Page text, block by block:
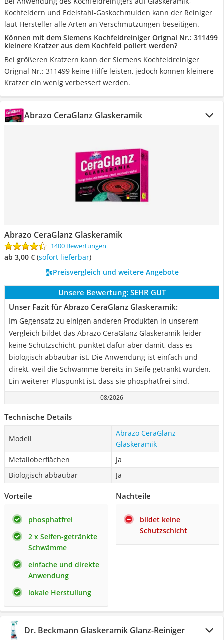
Kochfeldern und Edelstahl-Gaskochmulden kann der Reiniger
laut Hersteller alle Arten an Verschmutzungen beseitigen.
Können mit dem Siemens Kochfeldreiniger Orignal Nr.: 311499
kleinere Kratzer aus dem Kochfeld poliert werden?
Bei größeren Kratzern kann der Siemens Kochfeldreiniger
Orignal Nr.: 311499 keine Hilfe leisten, jedoch können kleinere
Kratzer ein wenig verbessert werden.
Abrazo CeraGlanz Glaskeramik
Abrazo CeraGlanz Glaskeramik
1400 Bewertungen
ab 3,00 € ( Sofort lieferbar)
Preisvergleich und weitere Angebote
Unsere Bewertung: SEHR GUT
Unser Fazit für Abrazo CeraGlanz Glaskeramik:
Im Gegensatz zu einigen anderen Produkten in unserem
Vergleich bildet das Abrazo CeraGlanz Glaskeramik leider
keine Schutzschicht, punktet dafür aber damit, dass es
biologisch abbaubar ist. Die Anwendung ist einfach und
direkt, weil die Schwämme bereits in Seife getränkt wurden.
Ein weiterer Pluspunkt ist, dass sie phosphatfrei sind.
08/2026
Technische Details
Modell
Abrazo CeraGlanz
Glaskeramik
Metalloberflächen
Ja
Biologisch abbaubar
Ja
Vorteile
phosphatfrei
2 x Seifen-getränkte
Schwämme
einfache und direkte
Anwendung
lokale Herstullung
Nachteile
bildet keine
Schutzschicht
Dr. Beckmann Glaskeramik Glanz-Reiniger